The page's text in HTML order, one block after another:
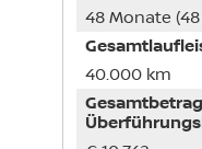
48 Monate
40.000 km